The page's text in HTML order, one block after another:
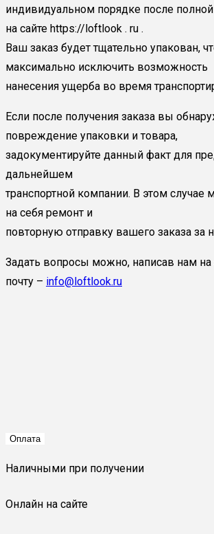
индивидуальном порядке после
на сайте https://loftlook . ru .
Ваш заказ будет тщательно упакован,
максимально исключить возможность
нанесения ущерба во время
Если после получения заказа вы
повреждение упаковки и товара,
задокументируйте данный факт для
дальнейшем
транспортной компании. В этом случае
на себя ремонт и
повторную отправку вашего заказа за
Задать вопросы можно, написав нам
почту – info@loftlook.ru
Оплата
Наличными при получении
Онлайн на сайте